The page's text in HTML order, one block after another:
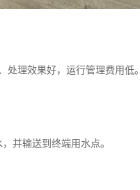
理效果好，运行管理费用低。
并输送到终端用水点。